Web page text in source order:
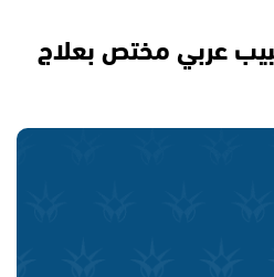
عربي مختص بعلاج